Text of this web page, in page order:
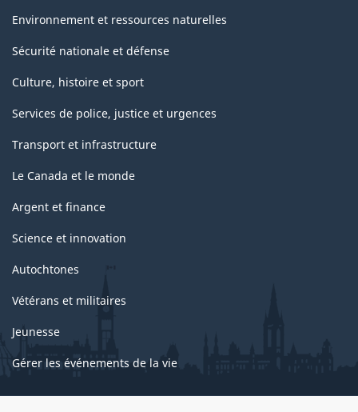
Environnement et ressources naturelles
Sécurité nationale et défense
Culture, histoire et sport
Services de police, justice et urgences
Transport et infrastructure
Le Canada et le monde
Argent et finance
Science et innovation
Autochtones
Vétérans et militaires
Jeunesse
Gérer les événements de la vie